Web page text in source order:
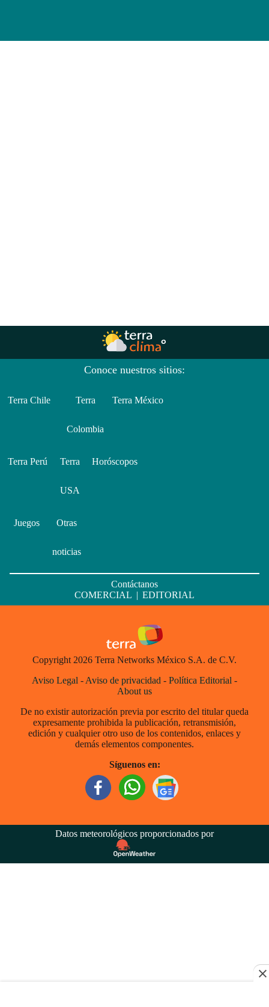
Conoce nuestros sitios:
Terra Chile Terra
Colombia
Terra México
Terra Perú Terra
USA
Horóscopos
Juegos Otras
noticias
Contáctanos
COMERCIAL | EDITORIAL
Copyright 2026 Terra Networks México S.A. de C.V.
Aviso Legal - Aviso de privacidad - Política Editorial -
About us
De no existir autorización previa por escrito del titular queda
expresamente prohibida la publicación, retransmisión,
edición y cualquier otro uso de los contenidos, enlaces y
demás elementos componentes.
Síguenos en:
Datos meteorológicos proporcionados por